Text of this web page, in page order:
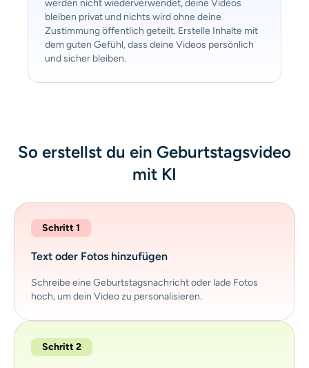
werden nicht wiederverwendet, deine Videos
bleiben privat und nichts wird ohne deine
Zustimmung öffentlich geteilt. Erstelle Inhalte mit
dem guten Gefühl, dass deine Videos persönlich
und sicher bleiben.
So erstellst du ein Geburtstagsvideo
mit KI
Schritt 1
Text oder Fotos hinzufügen
Schreibe eine Geburtstagsnachricht oder lade Fotos
hoch, um dein Video zu personalisieren.
Schritt 2